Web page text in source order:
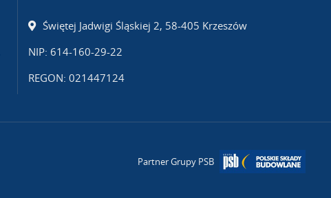
Świętej Jadwigi Śląskiej 2, 58-405 Krzeszów
NIP: 614-160-29-22
REGON: 021447124
Partner Grupy PSB